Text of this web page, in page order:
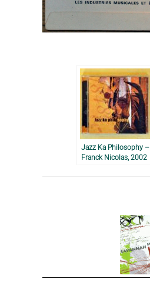
Jazz Ka Philosophy –
Franck Nicolas, 2002